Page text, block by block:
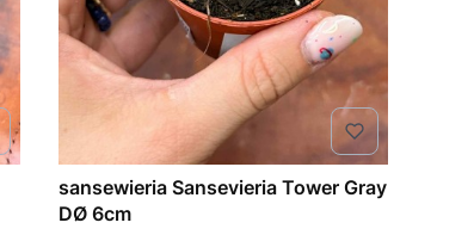
sansewieria Sansevieria Tower Gray
DØ 6cm